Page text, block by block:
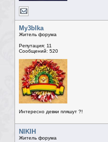
My3blka
Житель форума
Репутация: 11
Сообщений: 520
Интересно девки пляшут ?!
NIKIH
Житель форума